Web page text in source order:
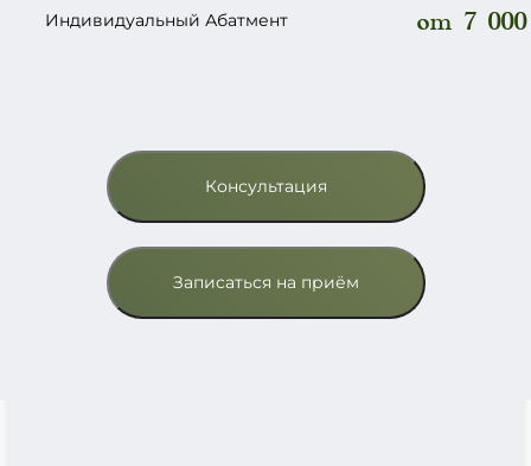
Индивидуальный Абатмент от 7 000
Консультация
Записаться на приём